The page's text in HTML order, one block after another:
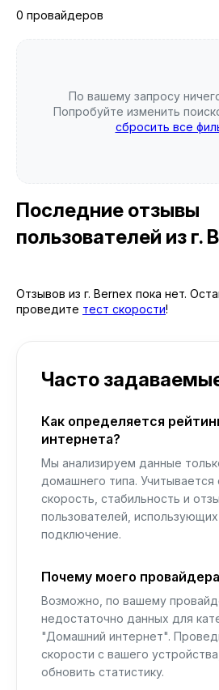
0 провайдеров
По вашему запросу
Попробуйте изменить
сбросить все
Последние отзывы
пользователей из г.
Отзывов из г. Bernex пока нет.
проведите тест скорости!
Часто
Как определяется
интернета?
Мы анализируем данные
домашнего типа. Учитывается
скорость, стабильность и
пользователей,
подключение.
Почему моего
Возможно, по вашему
недостаточно данных для
"Домашний интернет".
скорости с вашего
обновить статистику.